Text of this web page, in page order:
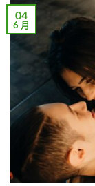
04
6 月